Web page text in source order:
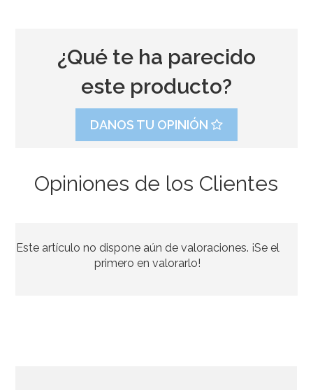
3,49€ 3,35€
¿Qué te ha parecido
este producto?
DANOS TU OPINIÓN
Opiniones de los Clientes
Este artículo no dispone aún de valoraciones. ¡Se el
primero en valorarlo!